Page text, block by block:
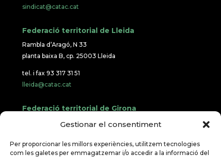
Gestionar el consentiment
Per proporcionar les millors experiències, utilitzem tecnologies
com les galetes per emmagatzemar i/o accedir a la informació del
sindicat@catac.cat
Federació territorial de Lleida
Rambla d’Aragó, N 33
planta baixa B, cp. 25003 Lleida
tel. i fax 93 317 31 51
lleida@catac.cat
Federació territorial de Girona
Gran Via de Jaume I, núm. 9, 3r
tel. 658 222 715